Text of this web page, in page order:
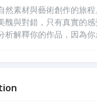
然素材與藝術創作的旅
醜與對錯，只有真實的
析解釋你的作品，因為
習，練習鬆動慣性、自我